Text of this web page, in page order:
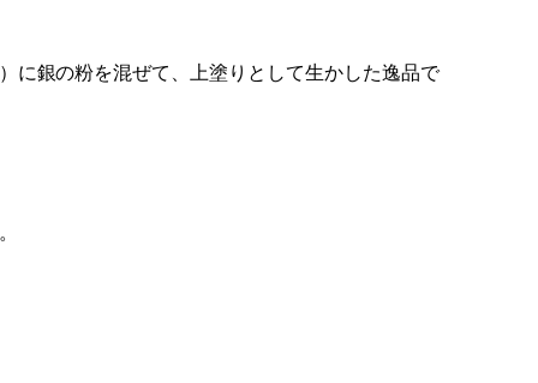
に銀の粉を混ぜて、上塗りとして生かした逸品で